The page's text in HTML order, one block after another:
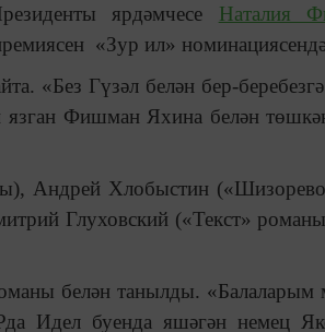
ярдәмчесе Наталия
«Зур ил»
«Без Гүзәл белән бер-
Фишман Яхина белән
Андрей Хлобыстин
Глуховский («Текст»
белән танылды. «Балаларым
Идел буенда яшәгән немец